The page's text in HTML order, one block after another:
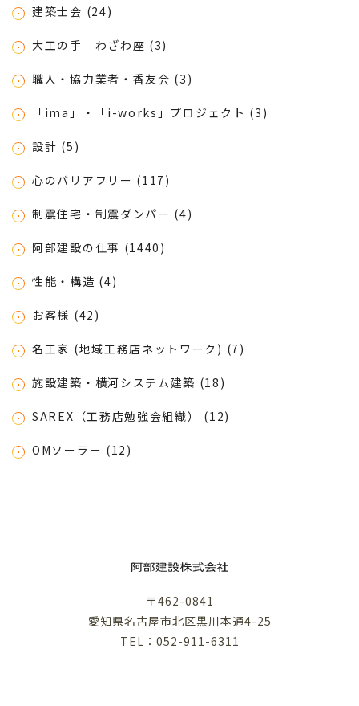
建築士会 (24)
大工の手 わざわ座 (3)
職人・協力業者・香友会 (3)
「ima」・「i-works」プロジェクト (3)
設計 (5)
心のバリアフリー (117)
制震住宅・制震ダンパー (4)
阿部建設の仕事 (1440)
性能・構造 (4)
お客様 (42)
名工家 (地域工務店ネットワーク) (7)
施設建築・横河システム建築 (18)
SAREX（工務店勉強会組織） (12)
OMソーラー (12)
〒462-0841
愛知県名古屋市北区黒川本通4-25
TEL：052-911-6311